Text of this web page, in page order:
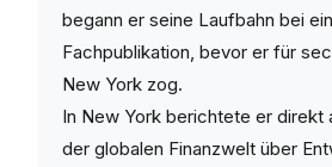
begann er seine Laufbahn bei
Fachpublikation, bevor er für
New York zog.
In New York berichtete er direkt
der globalen Finanzwelt über